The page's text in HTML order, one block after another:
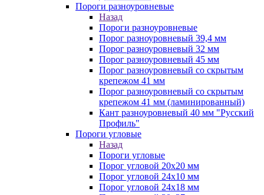
Пороги разноуровневые
Назад
Пороги разноуровневые
Порог разноуровневый 39,4 мм
Порог разноуровневый 32 мм
Порог разноуровневый 45 мм
Порог разноуровневый со скрытым
крепежом 41 мм
Порог разноуровневый со скрытым
крепежом 41 мм (ламинированный)
Кант разноуровневый 40 мм "Русский
Профиль"
Пороги угловые
Назад
Пороги угловые
Порог угловой 20х20 мм
Порог угловой 24х10 мм
Порог угловой 24х18 мм